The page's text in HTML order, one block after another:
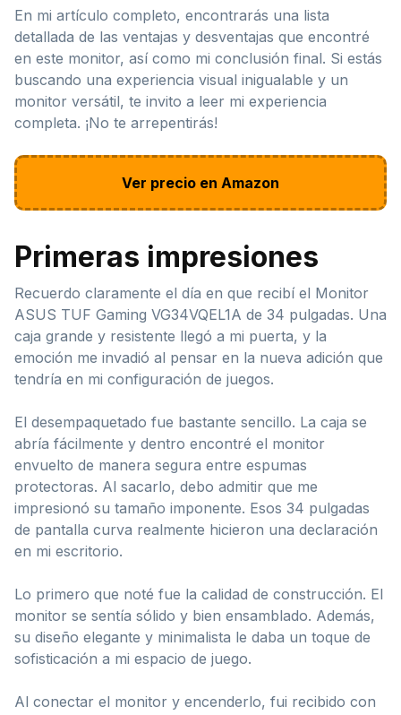
En mi artículo completo, encontrarás una lista
detallada de las ventajas y desventajas que encontré
en este monitor, así como mi conclusión final. Si estás
buscando una experiencia visual inigualable y un
monitor versátil, te invito a leer mi experiencia
completa. ¡No te arrepentirás!
Ver precio en Amazon
Primeras impresiones
Recuerdo claramente el día en que recibí el Monitor
ASUS TUF Gaming VG34VQEL1A de 34 pulgadas. Una
caja grande y resistente llegó a mi puerta, y la
emoción me invadió al pensar en la nueva adición que
tendría en mi configuración de juegos.
El desempaquetado fue bastante sencillo. La caja se
abría fácilmente y dentro encontré el monitor
envuelto de manera segura entre espumas
protectoras. Al sacarlo, debo admitir que me
impresionó su tamaño imponente. Esos 34 pulgadas
de pantalla curva realmente hicieron una declaración
en mi escritorio.
Lo primero que noté fue la calidad de construcción. El
monitor se sentía sólido y bien ensamblado. Además,
su diseño elegante y minimalista le daba un toque de
sofisticación a mi espacio de juego.
Al conectar el monitor y encenderlo, fui recibido con